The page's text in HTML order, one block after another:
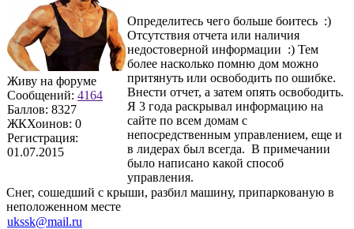
Живу на форуме
Сообщений: 4164
Баллов: 8327
ЖКХоинов: 0
Регистрация:
01.07.2015
Определитесь чего больше боитесь :)
Отсутствия отчета или наличия
недостоверной информации :) Тем
более насколько помню дом можно
притянуть или освободить по ошибке.
Внести отчет, а затем опять освободить.
Я 3 года раскрывал информацию на
сайте по всем домам с
непосредственным управлением, еще и
в лидерах был всегда. В примечании
было написано какой способ
управления.
Снег, сошедший с крыши, разбил машину, припаркованую в
неположенном месте
ukssk@mail.ru